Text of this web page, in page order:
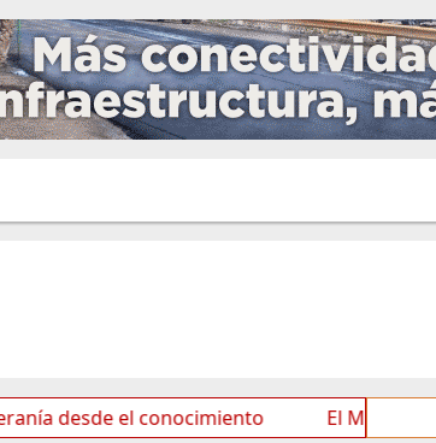
el conocimiento El Municipio inició el